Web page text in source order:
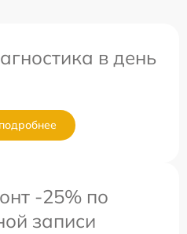
в день
-25% по
записи